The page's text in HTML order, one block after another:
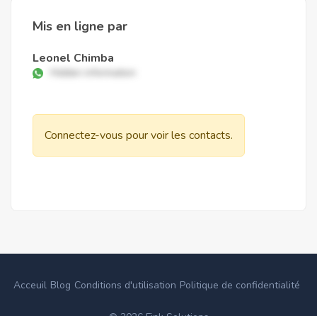
Mis en ligne par
Leonel Chimba
Connectez-vous pour voir les contacts.
Acceuil Blog Conditions d'utilisation Politique de confidentialité